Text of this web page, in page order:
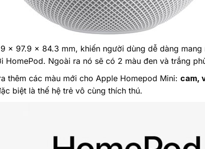
x 97.9 x 84.3 mm, khiến người dùng dễ dàng
Ngoài ra nó sẽ có 2 màu đen và trắng
thêm các màu mới cho Apple Homepod Mini: cam,
biệt là thế hệ trẻ vô cùng thích thú.